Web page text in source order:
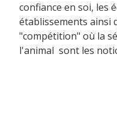
confiance en soi, les
établissements ainsi
"compétition" où la
l'animal sont les